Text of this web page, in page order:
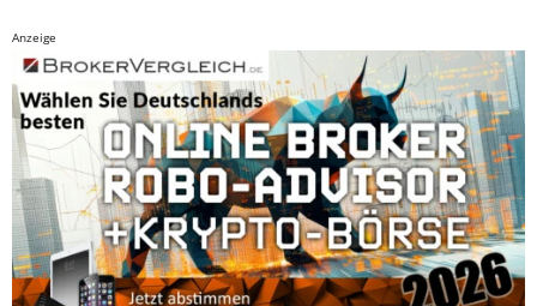
Anzeige